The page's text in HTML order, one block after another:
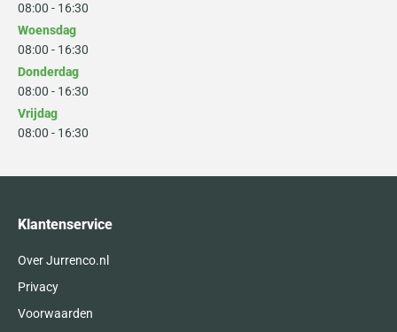
08:00 - 16:30
Woensdag
08:00 - 16:30
Donderdag
08:00 - 16:30
Vrijdag
08:00 - 16:30
Klantenservice
Over Jurrenco.nl
Privacy
Voorwaarden